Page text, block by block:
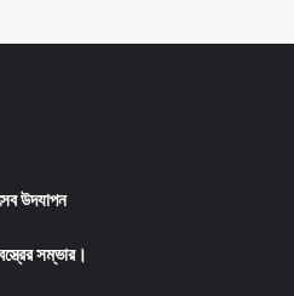
উদযাপন
সম্ভার।